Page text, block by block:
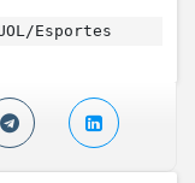
Esportes